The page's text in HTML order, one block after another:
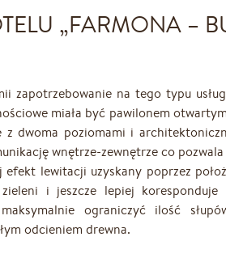
„FARMONA –
zapotrzebowanie na tego typu
miała być pawilonem
dwoma poziomami i
wnętrze-zewnętrze co
lewitacji uzyskany poprzez
i jeszcze lepiej koresponduje
ograniczyć ilość
odcieniem drewna.